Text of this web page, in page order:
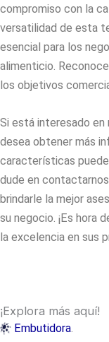
compromiso con la
versatilidad de esta
esencial para los
alimenticio.
los objetivos
Si está interesado en
desea obtener más
características
dude en
brindarle la mejor
su negocio. ¡Es hora
la excelencia en sus
¡Explora más aquí!
Embutidora